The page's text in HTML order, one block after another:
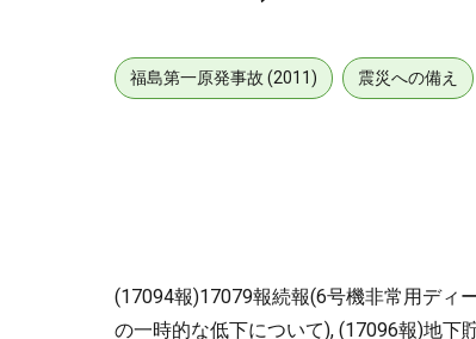
福島第一原発事故 (2011) 震災への備え
(17094報)17079報続報(6号機非常用ディ
の一時的な低下について), (17096報)地下